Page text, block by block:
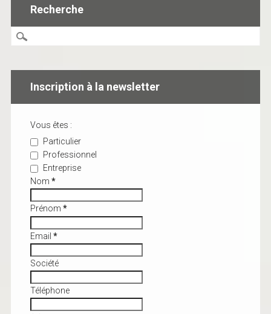
Recherche
Inscription à la newsletter
Vous êtes :
Particulier
Professionnel
Entreprise
Nom *
Prénom *
Email *
Société
Téléphone